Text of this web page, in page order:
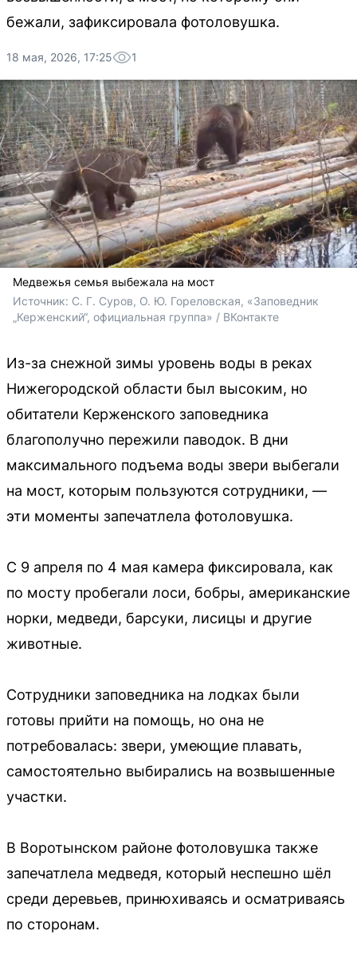
бежали, зафиксировала фотоловушка.
18 мая, 2026, 17:25 1
Медвежья семья выбежала на мост
Источник: С. Г. Суров, О. Ю. Гореловская, «Заповедник
„Керженский“, официальная группа» / ВКонтакте
Из-за снежной зимы уровень воды в реках
Нижегородской области был высоким, но
обитатели Керженского заповедника
благополучно пережили паводок. В дни
максимального подъема воды звери выбегали
на мост, которым пользуются сотрудники, —
эти моменты запечатлела фотоловушка.
С 9 апреля по 4 мая камера фиксировала, как
по мосту пробегали лоси, бобры, американские
норки, медведи, барсуки, лисицы и другие
животные.
Сотрудники заповедника на лодках были
готовы прийти на помощь, но она не
потребовалась: звери, умеющие плавать,
самостоятельно выбирались на возвышенные
участки.
В Воротынском районе фотоловушка также
запечатлела медведя, который неспешно шёл
среди деревьев, принюхиваясь и осматриваясь
по сторонам.